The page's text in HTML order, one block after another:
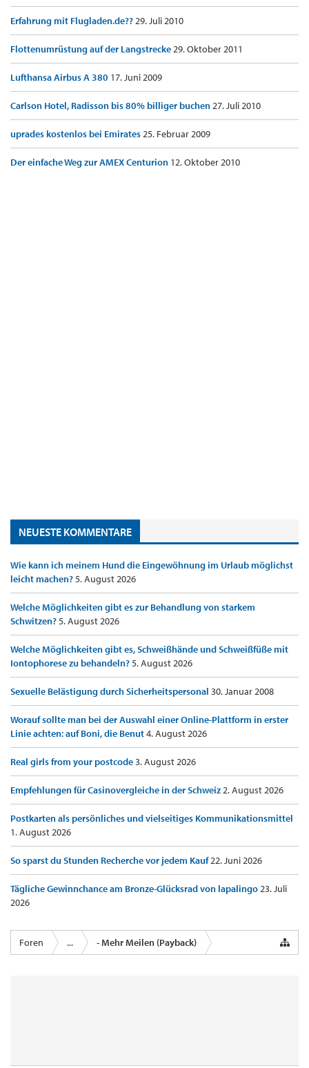
Erfahrung mit Flugladen.de??29. Juli 2010
Flottenumrüstung auf der Langstrecke29. Oktober 2011
Lufthansa Airbus A 380 17. Juni 2009
Carlson Hotel, Radisson bis 80% billiger buchen27. Juli 2010
uprades kostenlos bei Emirates25. Februar 2009
Der einfache Weg zur AMEX Centurion 12. Oktober 2010
NEUESTE KOMMENTARE
Wie kann ich meinem Hund die Eingewöhnung im Urlaub möglichst
leicht machen?5. August 2026
Welche Möglichkeiten gibt es zur Behandlung von starkem
Schwitzen?5. August 2026
Welche Möglichkeiten gibt es, Schweißhände und Schweißfüße mit
Iontophorese zu behandeln?5. August 2026
Sexuelle Belästigung durch Sicherheitspersonal 30. Januar 2008
Worauf sollte man bei der Auswahl einer Online-Plattform in erster
Linie achten: auf Boni, die Benut4. August 2026
Real girls from your postcode3. August 2026
Empfehlungen für Casinovergleiche in der Schweiz2. August 2026
Postkarten als persönliches und vielseitiges Kommunikationsmittel
1. August 2026
So sparst du Stunden Recherche vor jedem Kauf22. Juni 2026
Tägliche Gewinnchance am Bronze-Glücksrad von lapalingo23. Juli
2026
Foren ... - Mehr Meilen (Payback)